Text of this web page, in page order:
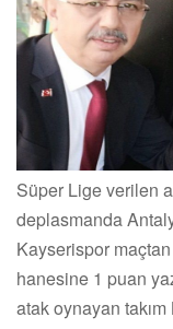
Süper Lige verilen
deplasmanda
Kayserispor
hanesine 1 puan
atak oynayan